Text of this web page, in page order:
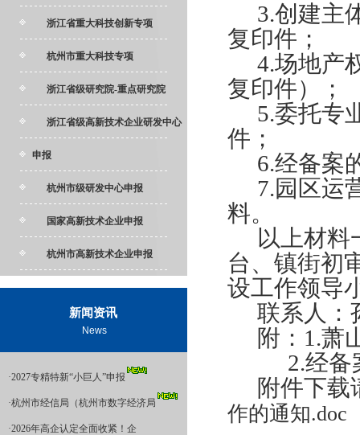
浙江省重大科技创新专项
杭州市重大科技专项
浙江省级研究院-重点研究院
浙江省级高新技术企业研发中心
申报
杭州市级研发中心申报
国家高新技术企业申报
杭州市高新技术企业申报
新闻资讯
News
·2027专精特新“小巨人”申报
·杭州市经信局（杭州市数字经济局
·2026年高企认定全面收紧！企
3.创建主
复印件；
4.场地产
复印件）；
5.委托专
件；
6.经备案
7.园区运
料。
以上材
台、镇街初
设工作领导
联系人
附：1.萧
2.经备
附件下
作的通知.doc